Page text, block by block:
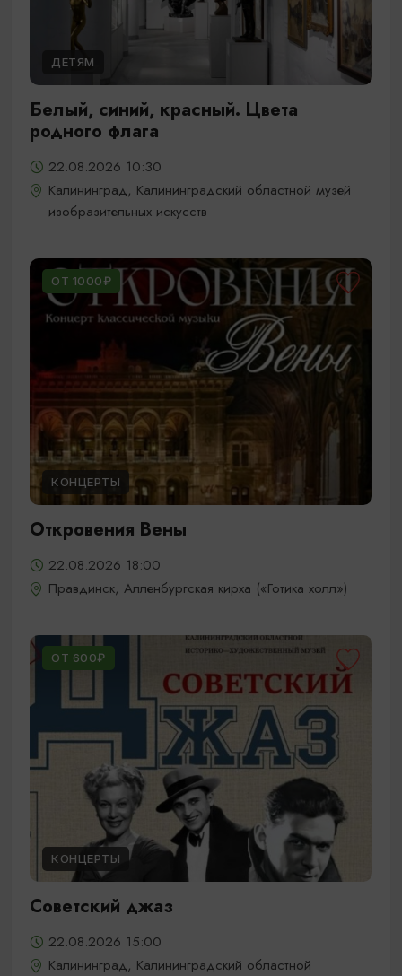
ДЕТЯМ
Белый, синий, красный. Цвета
родного флага
22.08.2026 10:30
Калининград, Калининградский областной музей
изобразительных искусств
ОТ 1000₽
КОНЦЕРТЫ
Откровения Вены
22.08.2026 18:00
Правдинск, Алленбургская кирха («Готика холл»)
ОТ 600₽
КОНЦЕРТЫ
Советский джаз
22.08.2026 15:00
Калининград, Калининградский областной